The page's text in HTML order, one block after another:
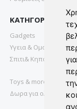
ΚΑΤΗΓΟΡΙΕΣ
Gadgets
Υγεια & Ομορφια
Σπιτι& Κηπος
Toys & more
Δωρα για ολους